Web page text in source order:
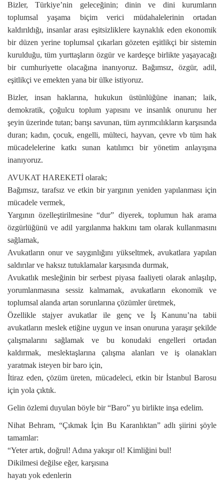
Bizler, Türkiye’nin geleceğinin; dinin ve dini kurumların
toplumsal yaşama biçim verici müdahalelerinin ortadan
kaldırıldığı, insanlar arası eşitsizliklere kaynaklık eden ekonomik
bir düzen yerine toplumsal çıkarları gözeten eşitlikçi bir sistemin
kurulduğu, tüm yurttaşların özgür ve kardeşçe birlikte yaşayacağı
bir cumhuriyette olacağına inanıyoruz. Bağımsız, özgür, adil,
eşitlikçi ve emekten yana bir ülke istiyoruz.
Bizler, insan haklarına, hukukun üstünlüğüne inanan; laik,
demokratik, çoğulcu toplum yapısını ve insanlık onurunu her
şeyin üzerinde tutan; barışı savunan, tüm ayrımcılıkların karşısında
duran; kadın, çocuk, engelli, mülteci, hayvan, çevre vb tüm hak
mücadelelerine katkı sunan katılımcı bir yönetim anlayışına
inanıyoruz.
AVUKAT HAREKETİ olarak;
Bağımsız, tarafsız ve etkin bir yargının yeniden yapılanması için
mücadele vermek,
Yargının özelleştirilmesine “dur” diyerek, toplumun hak arama
özgürlüğünü ve adil yargılanma hakkını tam olarak kullanmasını
sağlamak,
Avukatların onur ve saygınlığını yükseltmek, avukatlara yapılan
saldırılar ve haksız tutuklamalar karşısında durmak,
Avukatlık mesleğinin bir serbest piyasa faaliyeti olarak anlaşılıp,
yorumlanmasına sessiz kalmamak, avukatların ekonomik ve
toplumsal alanda artan sorunlarına çözümler üretmek,
Özellikle stajyer avukatlar ile genç ve İş Kanunu’na tabii
avukatların meslek etiğine uygun ve insan onuruna yaraşır şekilde
çalışmalarını sağlamak ve bu konudaki engelleri ortadan
kaldırmak, meslektaşlarına çalışma alanları ve iş olanakları
yaratmak isteyen bir baro için,
İtiraz eden, çözüm üreten, mücadeleci, etkin bir İstanbul Barosu
için yola çıktık.
Gelin özlemi duyulan böyle bir “Baro” yu birlikte inşa edelim.
Nihat Behram, “Çıkmak İçin Bu Karanlıktan” adlı şiirini şöyle
tamamlar:
“Yeter artık, doğrul! Adına yakışır ol! Kimliğini bul!
Dikilmesi değilse eğer, karşısına
hayatı yok edenlerin